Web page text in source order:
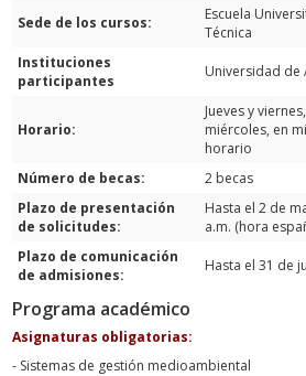
Sede de los cursos:
Escuela
Técnica
Instituciones
participantes
Universidad de
Horario:
Jueves y
miércoles, en
horario
Número de becas:
2 becas
Plazo de presentación
de solicitudes:
Hasta el 2 de
a.m. (hora
Plazo de comunicación
de admisiones:
Hasta el 31 de
Programa académico
Asignaturas obligatorias:
- Sistemas de gestión medioambiental